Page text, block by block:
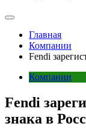
Главная
Компании
Fendi
Компании
Fendi
знака в